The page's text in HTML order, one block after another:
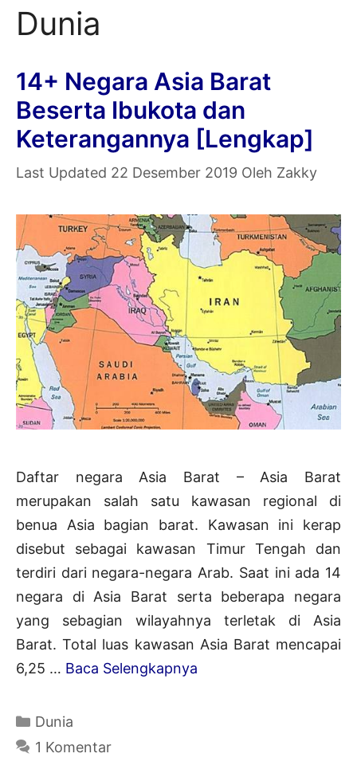
Dunia
14+ Negara Asia Barat
Beserta Ibukota dan
Keterangannya [Lengkap]
22 Desember 2019 Oleh Zakky
Daftar negara Asia Barat – Asia Barat
merupakan salah satu kawasan regional di
benua Asia bagian barat. Kawasan ini kerap
disebut sebagai kawasan Timur Tengah dan
terdiri dari negara-negara Arab. Saat ini ada 14
negara di Asia Barat serta beberapa negara
yang sebagian wilayahnya terletak di Asia
Barat. Total luas kawasan Asia Barat mencapai
6,25 … Baca Selengkapnya
Kategori
Dunia
1 Komentar